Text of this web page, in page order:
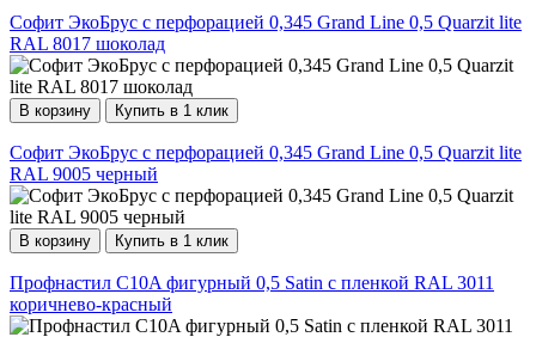
Софит ЭкоБрус с перфорацией 0,345 Grand Line 0,5 Quarzit lite
RAL 8017 шоколад
В корзину Купить в 1 клик
Софит ЭкоБрус с перфорацией 0,345 Grand Line 0,5 Quarzit lite
RAL 9005 черный
В корзину Купить в 1 клик
Профнастил С10A фигурный 0,5 Satin с пленкой RAL 3011
коричнево-красный